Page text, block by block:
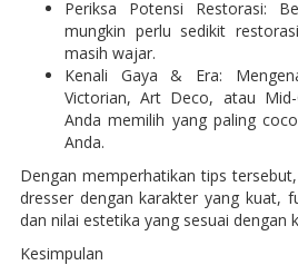
Periksa Potensi Restorasi:
mungkin perlu sedikit
masih wajar.
Kenali Gaya & Era:
Victorian, Art Deco, atau
Anda memilih yang paling
Anda.
Dengan memperhatikan tips
dresser dengan karakter yang kuat,
dan nilai estetika yang sesuai dengan
Kesimpulan